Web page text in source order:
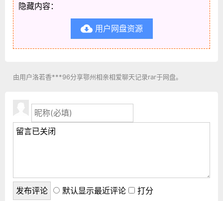
隐藏内容：
用户网盘资源
由用户洛若香***96分享鄂州相亲相爱聊天记录rar于网盘。
默认显示最近评论 打分